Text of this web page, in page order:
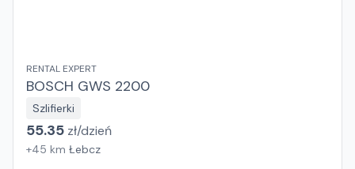
RENTAL EXPERT
BOSCH GWS 2200
Szlifierki
55.35 zł/dzień
+45 km Łebcz